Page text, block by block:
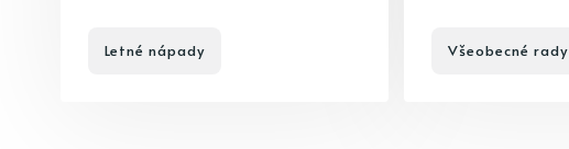
Letné nápady Všeobecné rady